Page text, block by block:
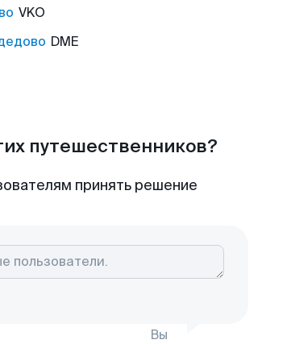
VKO
DME
путешественников?
принять решение
Вы